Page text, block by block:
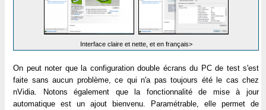
Interface claire et nette, et en français>
On peut noter que la configuration double écrans du PC de test s'est
faite sans aucun problème, ce qui n'a pas toujours été le cas chez
nVidia. Notons également que la fonctionnalité de mise à jour
automatique est un ajout bienvenu. Paramétrable, elle permet de